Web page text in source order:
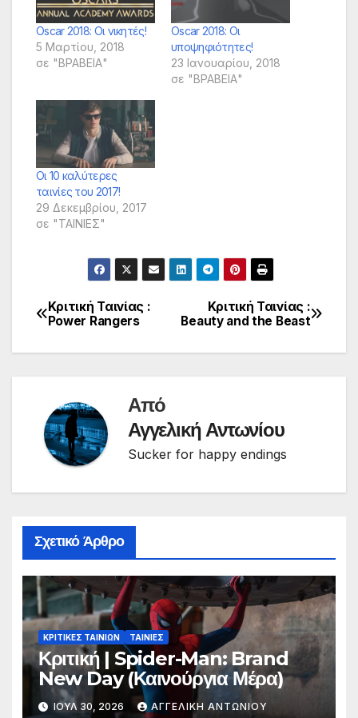
Oscar 2018: Οι νικητές!
5 Μαρτίου, 2018
σε "ΒΡΑΒΕΙΑ"
Oscar 2018: Οι
υποψηφιότητες!
23 Ιανουαρίου, 2018
σε "ΒΡΑΒΕΙΑ"
Οι 10 καλύτερες
ταινίες του 2017!
29 Δεκεμβρίου, 2017
σε "ΤΑΙΝΙΕΣ"
Πλοήγηση
άρθρων
Κριτική Ταινίας :
Beauty and the Beast
Κριτική Ταινίας :
Power Rangers
Από
Αγγελική Αντωνίου
Sucker for happy endings
Σχετικό Άρθρο
ΚΡΙΤΙΚΕΣ ΤΑΙΝΙΩΝ ΤΑΙΝΙΕΣ
Κριτική | Spider-Man: Brand
New Day (Καινούργια Μέρα)
ΙΟΎΛ 30, 2026 ΑΓΓΕΛΙΚΉ ΑΝΤΩΝΊΟΥ